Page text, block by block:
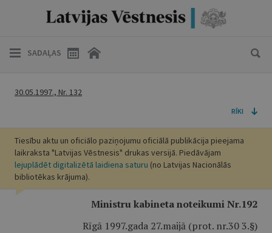
SADAĻAS
30.05.1997., Nr. 132
RĪKI
Tiesību aktu un oficiālo paziņojumu oficiālā publikācija pieejama
laikraksta "Latvijas Vēstnesis" drukas versijā. Piedāvājam
lejuplādēt digitalizētā laidiena saturu (no Latvijas Nacionālās
bibliotēkas krājuma).
Ministru kabineta noteikumi Nr.192
Rīgā 1997.gada 27.maijā (prot. nr.30 3.§)